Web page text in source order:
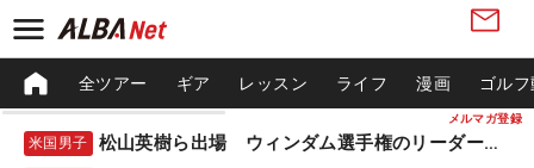
メルマガ登録
全ツアー ギア レッスン ライフ 漫画 ゴル
米国男子 松山英樹ら出場 ウィンダム選手権のリーダーボード